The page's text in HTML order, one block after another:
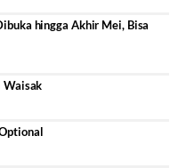
hingga Akhir Mei, Bisa
Waisak